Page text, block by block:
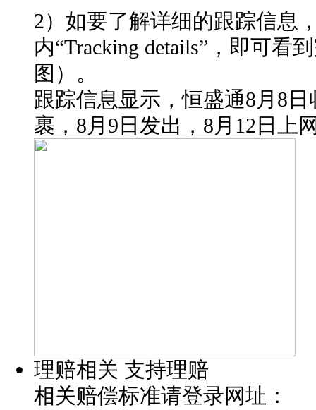
2）如要了解详细的跟踪信息
内“Tracking details”，即可看
图）。
跟踪信息显示，恒盛通8月8
裹，8月9日发出，8月12日上
理赔相关 支持理赔
相关赔偿标准请登录网址：